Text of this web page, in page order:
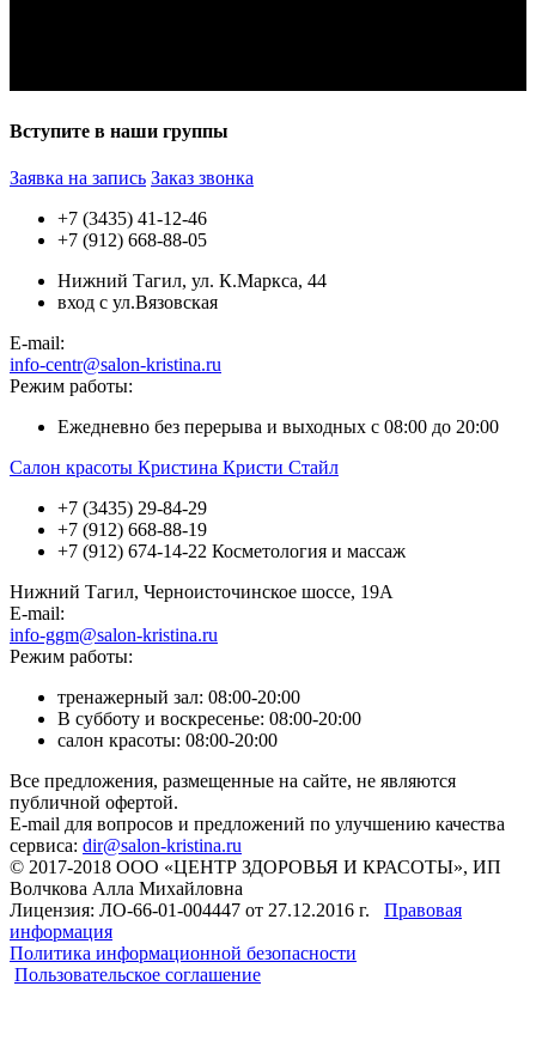
Вступите в наши группы
Заявка на запись Заказ звонка
+7 (3435) 41-12-46
+7 (912) 668-88-05
Нижний Тагил, ул. К.Маркса, 44
вход с ул.Вязовская
E-mail:
info-centr@salon-kristina.ru
Режим работы:
Ежедневно без перерыва и выходных с 08:00 до 20:00
Салон красоты Кристина Кристи Стайл
+7 (3435) 29-84-29
+7 (912) 668-88-19
+7 (912) 674-14-22 Косметология и массаж
Нижний Тагил, Черноисточинское шоссе, 19А
E-mail:
info-ggm@salon-kristina.ru
Режим работы:
тренажерный зал: 08:00-20:00
В субботу и воскресенье: 08:00-20:00
салон красоты: 08:00-20:00
Все предложения, размещенные на сайте, не являются
публичной офертой.
E-mail для вопросов и предложений по улучшению качества
сервиса: dir@salon-kristina.ru
© 2017-2018 ООО «ЦЕНТР ЗДОРОВЬЯ И КРАСОТЫ», ИП
Волчкова Алла Михайловна
Лицензия: ЛО-66-01-004447 от 27.12.2016 г. Правовая
информация
Политика информационной безопасности
Пользовательское соглашение